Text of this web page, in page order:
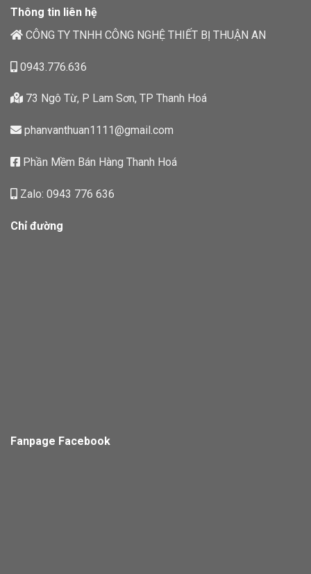
Thông tin liên hệ
CÔNG TY TNHH CÔNG NGHỆ THIẾT BỊ THUẬN AN
0943.776.636
73 Ngô Từ, P Lam Sơn, TP Thanh Hoá
phanvanthuan1111@gmail.com
Phần Mềm Bán Hàng Thanh Hoá
Zalo: 0943 776 636
Chỉ đường
Fanpage Facebook